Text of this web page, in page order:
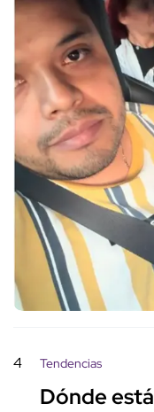
4 Tendencias
Dónde